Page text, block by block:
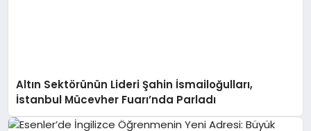
Altın Sektörünün Lideri Şahin İsmailoğulları,
İstanbul Mücevher Fuarı’nda Parladı ￼